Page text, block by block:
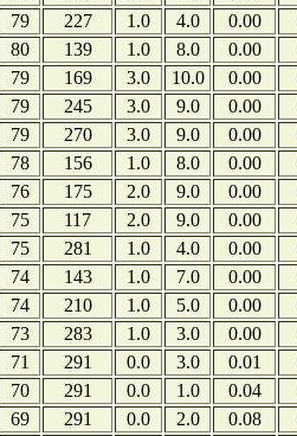
79 227 1.0 4.0 0.00
80 139 1.0 8.0 0.00
79 169 3.0 10.0 0.00
79 245 3.0 9.0 0.00
79 270 3.0 9.0 0.00
78 156 1.0 8.0 0.00
76 175 2.0 9.0 0.00
75 117 2.0 9.0 0.00
75 281 1.0 4.0 0.00
74 143 1.0 7.0 0.00
74 210 1.0 5.0 0.00
73 283 1.0 3.0 0.00
71 291 0.0 3.0 0.01
70 291 0.0 1.0 0.04
69 291 0.0 2.0 0.08